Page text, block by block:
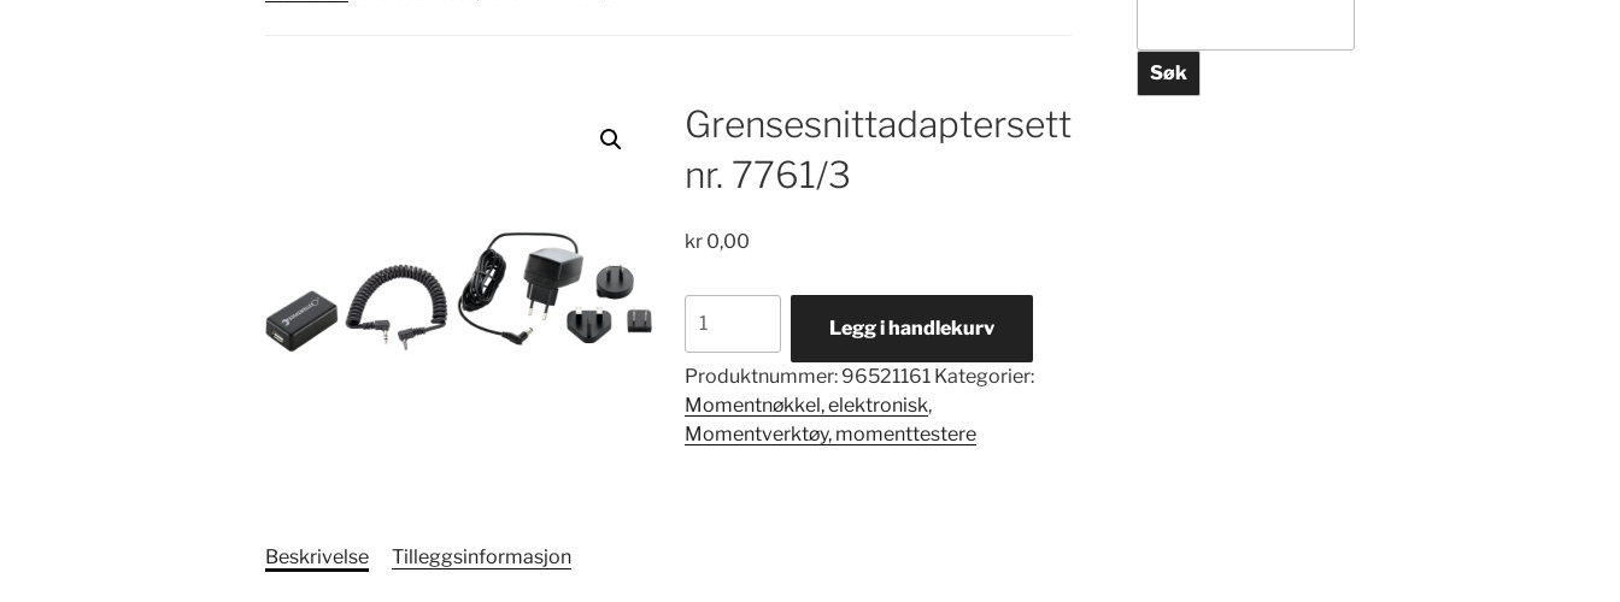
Grensesnittadaptersett
nr. 7761/3
kr0,00
nr.
7761/3
antall
Legg i handlekurv
Produktnummer: 96521161 Kategorier:
Momentnøkkel, elektronisk,
Momentverktøy, momenttestere
Beskrivelse Tilleggsinformasjon
Søk